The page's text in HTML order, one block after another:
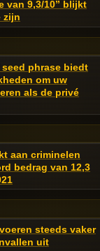
van 9,3/10” blijkt
zijn
phrase biedt
om uw
als de privé
aan criminelen
bedrag van 12,3
steeds vaker
uit